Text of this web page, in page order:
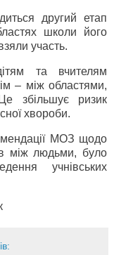
другий етап
школи його
участь.
та вчителям
– між областями,
збільшує ризик
хвороби.
МОЗ щодо
між людьми, було
учнівських